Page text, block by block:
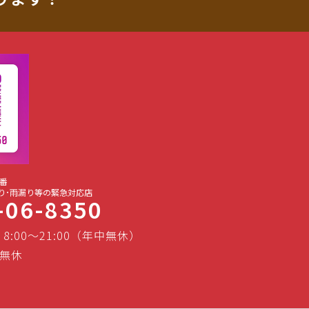
･雨漏り等の緊急対応店
8350
～21:00（年中無休）
休